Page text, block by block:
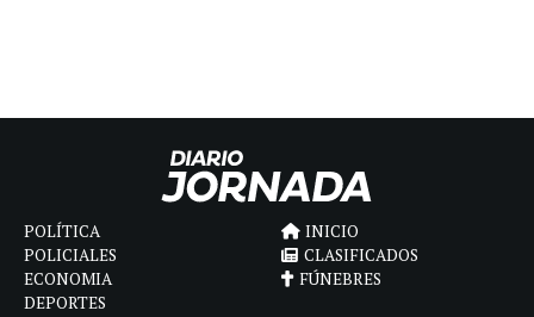
POLÍTICA
POLICIALES
ECONOMIA
DEPORTES
INICIO
CLASIFICADOS
FÚNEBRES